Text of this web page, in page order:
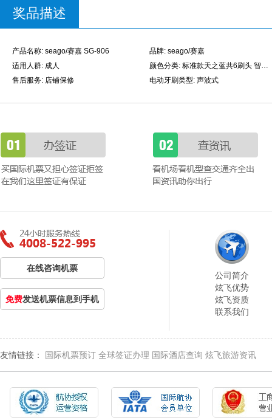
奖品描述
产品名称: seago/赛嘉 SG-906
品牌: seago/赛嘉
适用人群: 成人
颜色分类: 标准款天之蓝共6刷头 智能款天之蓝共6刷头 标准款梦之粉共6刷头 智能款翠之绿共6刷头 标准款海之蓝共6刷头 智能款梦之粉共6刷头 标准款翠之绿共6刷头 6刷头包含3原装2磨尖丝1护龈 注意：厂家不生产纳米刷头了 智能款海之蓝共6刷头
售后服务: 店铺保修
电动牙刷类型: 声波式
在线咨询机票
免费发送机票信息到手机
公司简介
炫飞优势
炫飞资质
联系我们
友情链接： 国际机票预订 全球签证办理 国际酒店查询 炫飞旅游资讯